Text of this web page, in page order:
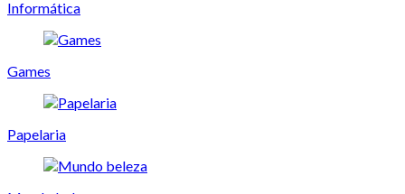
Informática
Games
Papelaria